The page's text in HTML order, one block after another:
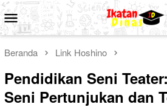
Loncat
ke
konten
Menu
Mobile
Beranda Link Hoshino
Pendidikan Seni
Seni Pertunjukan dan